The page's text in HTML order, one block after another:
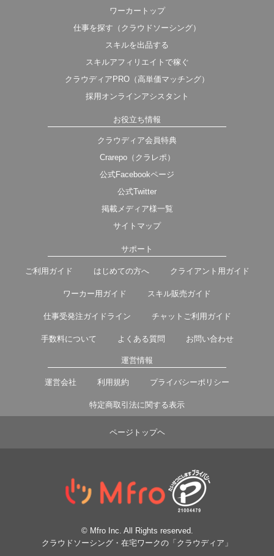
ワーカートップ
仕事を探す（クラウドソーシング）
スキルを出品する
スキルアフィリエイトで稼ぐ
クラウディアPRO（高単価マッチング）
採用オンラインアシスタント
お役立ち情報
クラウディア会員特典
Crarepo（クラレポ）
公式Facebookページ
公式Twitter
掲載メディア様一覧
サイトマップ
サポート
ご利用ガイド はじめての方へ クライアント用ガイド
ワーカー用ガイド スキル販売ガイド
仕事受発注ガイドライン チャットご利用ガイド
手数料について よくある質問 お問い合わせ
運営情報
運営会社 利用規約 プライバシーポリシー
特定商取引法に関する表示
ページトップヘ
© Mfro Inc. All Rights reserved.
クラウドソーシング・在宅ワークの「クラウディア」